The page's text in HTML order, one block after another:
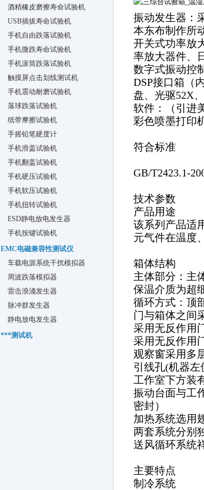
振动发生器：
本东布制作所
开关式功率放
率放大器件、
数字式振动控
DSP接口箱（
盘、光驱52X
软件：（引进
彩色喷墨打印
符合标准
GB/T2423.1-
技术参数
产品用途
该系列产品适
元气件在温度
箱体结构
主体部分：主
保温介质为超
循环方式：顶
门与箱体之间
采用无反作用
采用无反作用
观察窗采用多
引线孔(机器左
工作室下方装
振动台面与工
密封）
加热系统选用
两套系统分别
送风循环系统
主要特点
制冷系统
酒精橡皮磨擦寿命试验机
USB插拔寿命试验机
手机自由跌落试验机
手机微跌寿命试验机
手机滚筒跌落试验机
触摸屏点击划线测试机
手机震动耐磨试验机
落球跌落试验机
纸带摩擦试验机
手摇铅笔硬度计
手机滑盖试验机
手机翻盖试验机
手机硬压试验机
手机软压试验机
手机扭转试验机
ESD静电放电发生器
手机按键试验机
EMC电磁兼容性测试仪
车载电源系统干扰模拟器
周波跌落模拟器
雷击浪涌发生器
脉冲群发生器
静电放电发生器
***测试机